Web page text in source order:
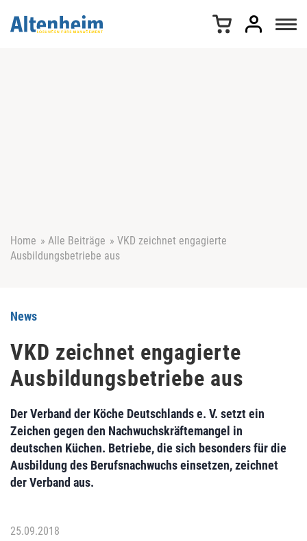
Home » Alle Beiträge » VKD zeichnet engagierte
Ausbildungsbetriebe aus
News
VKD zeichnet engagierte
Ausbildungsbetriebe aus
Der Verband der Köche Deutschlands e. V. setzt ein
Zeichen gegen den Nachwuchskräftemangel in
deutschen Küchen. Betriebe, die sich besonders für die
Ausbildung des Berufsnachwuchs einsetzen, zeichnet
der Verband aus.
25.09.2018